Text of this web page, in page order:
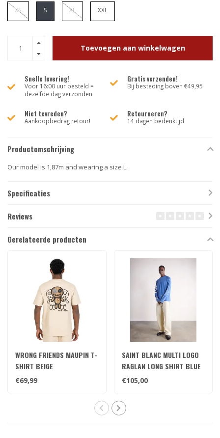
XS S XL XXL
Toevoegen aan winkelwagen
Snelle levering!
Voor 16:00 uur besteld =
dezelfde dag verzonden
Gratis verzenden!
Bij besteding boven €49,95
Niet tevreden?
Aankoopbedrag retour!
Retourneren?
14 dagen bedenktijd
Productomschrijving
Our model is 1,87m and wearing a size L.
Specificaties
Reviews
Gerelateerde producten
WRONG FRIENDS MAUPIN T-
SHIRT BEIGE
€69,99
SAINT BLANC MULTI LOGO
RAGLAN LONG SHIRT BLUE
€105,00